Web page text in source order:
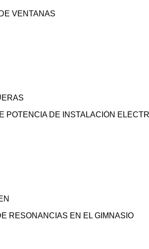
VENTANAS
POTENCIA DE INSTALACIÓN
RESONANCIAS EN EL GIMNASIO